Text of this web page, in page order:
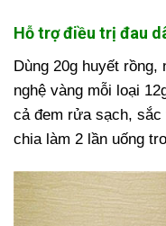
Hỗ trợ điều trị đau
Dùng 20g huyết rồng,
nghệ vàng mỗi loại
cả đem rửa sạch,
chia làm 2 lần uống